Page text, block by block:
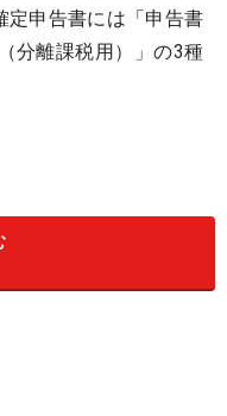
定申告書には「申告書
分離課税用）」の3種
ちら